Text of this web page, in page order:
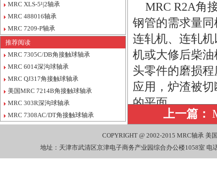
MRC XLS-5¹|2轴承
MRC 488016轴承
MRC 7209-P轴承
推荐阅读
MRC 7305C/DB角接触球轴承
MRC 6014深沟球轴承
MRC QJ317角接触球轴承
美国MRC 7214B角接触球轴承
MRC 303R深沟球轴承
MRC 7308AC/DT角接触球轴承
MRC R2A角
钢管的需求量
连轧机、连轧
机或大修后柴
头零件的磨损
应用，炉渣被
的平面，
公司销售还
7226 MRC,
MRC, 7226-
上一篇：
COPYRIGHT @ 2002-2015 MRC轴承 美
地址：天津市武清区京津电子商务产业园综合办公楼1058室 电